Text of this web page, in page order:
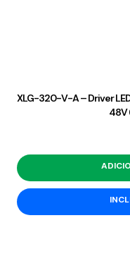
XLG-320-V-A – Driver
48V